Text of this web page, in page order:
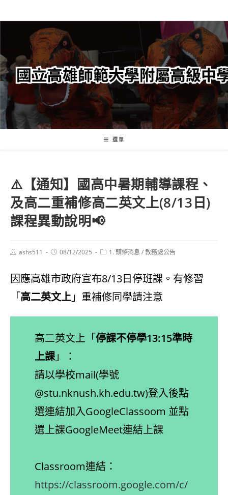
轉
要
內
容
選單
⚠️【通知】國高中暑期輔導課程、
及高二重補修高二英文上(8/13日)
課程異動說明📢
Postashs511
Post08/12/2025
Post1. 頭條消息 /教務處公告
因應高雄市政府宣布8/13日停班課。有修習
「高二英文上」重補修同學請注意
高二英文上「停課不停學13:15準時
上課」：
請以學校mail(學號
@stu.nknush.kh.edu.tw)登入後點
選連結加入GoogleClassoom 並點
選上課GoogleMeet連結上課
Classroom連結：
https://classroom.google.com/c/